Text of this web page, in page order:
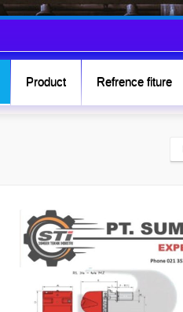
Product Refrence fiture